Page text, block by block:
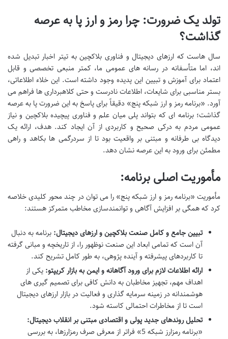
تولد یک ضرورت: چرا رمز و ارز پا به عرصه
گذاشت؟
سال هاست که ارزهای دیجیتال و فناوری بلاکچین به تیتر اخبار تبدیل شده
اند، اما متأسفانه در رسانه های عمومی ما، کمتر منبعی تخصصی و قابل
اعتماد برای آموزش و تبیین این پدیده وجود داشته است. این خلاء اطلاعاتی،
بستر مناسبی برای شایعات، اطلاعات نادرست و حتی کلاهبرداری ها فراهم می
آورد. «برنامه رمز و ارز شبکه پنج» دقیقاً برای پاسخ به این ضرورت پا به عرصه
گذاشت؛ برنامه ای که بتواند پلی میان علم و فناوری پیچیده بلاکچین و نیاز
عمومی مردم به درکی صحیح و کاربردی از آن ایجاد کند. هدف، ارائه یک
دیدگاه بی طرفانه و مبتنی بر واقعیت بود تا از سردرگمی ها بکاهد و راهی
مطمئن برای ورود به این عرصه نشان دهد.
مأموریت اصلی برنامه:
مأموریت «برنامه رمز و ارز شبکه پنج» را می توان در چند محور کلیدی خلاصه
کرد که همگی بر افزایش آگاهی و توانمندسازی مخاطب متمرکز هستند:
تبیین جامع و کامل صنعت بلاکچین و ارزهای دیجیتال: برنامه به دنبال
آن است که تمامی ابعاد این صنعت نوظهور را، از تاریخچه و مبانی گرفته
تا کاربردهای پیشرفته و آینده پژوهی، به طور کامل تشریح کند.
ارائه اطلاعات لازم برای ورود آگاهانه و ایمن به بازار کریپتو: یکی از
اهداف مهم، تجهیز مخاطبان به دانش کافی برای تصمیم گیری های
هوشمندانه در زمینه سرمایه گذاری و فعالیت در بازار ارزهای دیجیتال
است تا از مخاطرات احتمالی کاسته شود.
تحلیل روندهای جدید پولی و اقتصادی مبتنی بر انقلاب دیجیتال:
«برنامه رمزارز شبکه 5» فراتر از معرفی صرف رمزارزها، به بررسی